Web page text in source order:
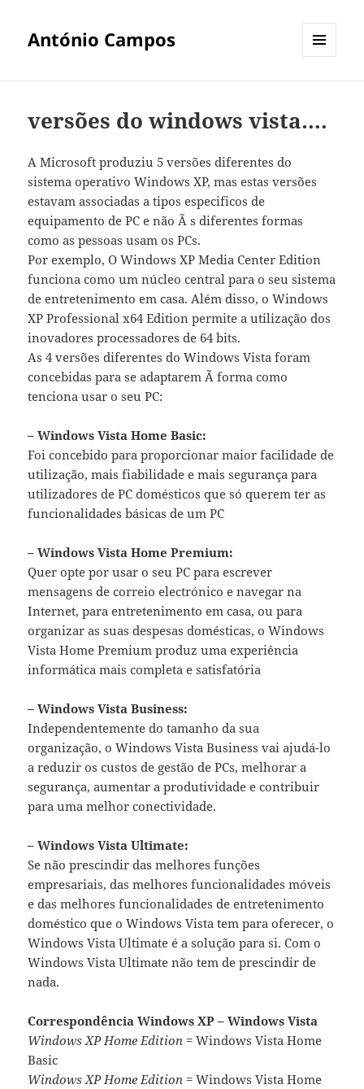
António Campos
versões do windows vista….
A Microsoft produziu 5 versões diferentes do
sistema operativo Windows XP, mas estas versões
estavam associadas a tipos especificos de
equipamento de PC e não Ã s diferentes formas
como as pessoas usam os PCs.
Por exemplo, O Windows XP Media Center Edition
funciona como um núcleo central para o seu sistema
de entretenimento em casa. Além disso, o Windows
XP Professional x64 Edition permite a utilização dos
inovadores processadores de 64 bits.
As 4 versões diferentes do Windows Vista foram
concebidas para se adaptarem Ã forma como
tenciona usar o seu PC:
– Windows Vista Home Basic:
Foi concebido para proporcionar maior facilidade de
utilização, mais fiabilidade e mais segurança para
utilizadores de PC domésticos que só querem ter as
funcionalidades básicas de um PC
– Windows Vista Home Premium:
Quer opte por usar o seu PC para escrever
mensagens de correio electrónico e navegar na
Internet, para entretenimento em casa, ou para
organizar as suas despesas domésticas, o Windows
Vista Home Premium produz uma experiência
informática mais completa e satisfatória
– Windows Vista Business:
Independentemente do tamanho da sua
organização, o Windows Vista Business vai ajudá-lo
a reduzir os custos de gestão de PCs, melhorar a
segurança, aumentar a produtividade e contribuir
para uma melhor conectividade.
– Windows Vista Ultimate:
Se não prescindir das melhores funções
empresariais, das melhores funcionalidades móveis
e das melhores funcionalidades de entretenimento
doméstico que o Windows Vista tem para oferecer, o
Windows Vista Ultimate é a solução para si. Com o
Windows Vista Ultimate não tem de prescindir de
nada.
Correspondência Windows XP – Windows Vista
Windows XP Home Edition = Windows Vista Home
Basic
Windows XP Home Edition = Windows Vista Home